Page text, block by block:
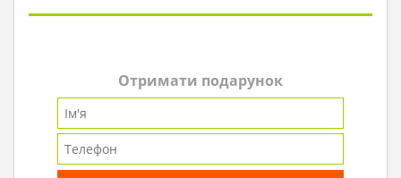
Отримати подарунок